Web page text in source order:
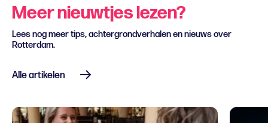
Meer nieuwtjes lezen?
Lees nog meer tips, achtergrondverhalen en nieuws over
Rotterdam.
Alle artikelen